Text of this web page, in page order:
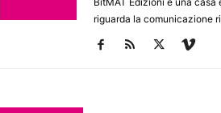
riguarda la comunicazione